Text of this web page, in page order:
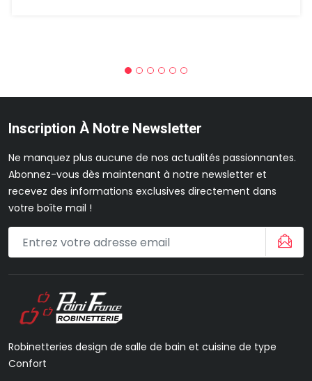
Inscription À Notre Newsletter
Ne manquez plus aucune de nos actualités passionnantes.
Abonnez-vous dès maintenant à notre newsletter et
recevez des informations exclusives directement dans
votre boîte mail !
Robinetteries design de salle de bain et cuisine de type
Confort